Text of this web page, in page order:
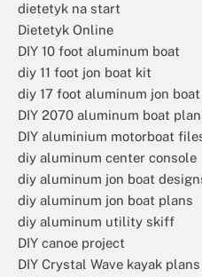
dietetyk na start
Dietetyk Online
DIY 10 foot aluminum boat
diy 11 foot jon boat kit
diy 17 foot aluminum jon boat
DIY 2070 aluminum boat
DIY aluminium motorboat
diy aluminum center console
diy aluminum jon boat
diy aluminum jon boat plans
diy aluminum utility skiff
DIY canoe project
DIY Crystal Wave kayak plans